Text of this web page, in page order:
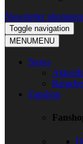
Newsletter
Toggle navigation
MENUMENU
News
Fanshop